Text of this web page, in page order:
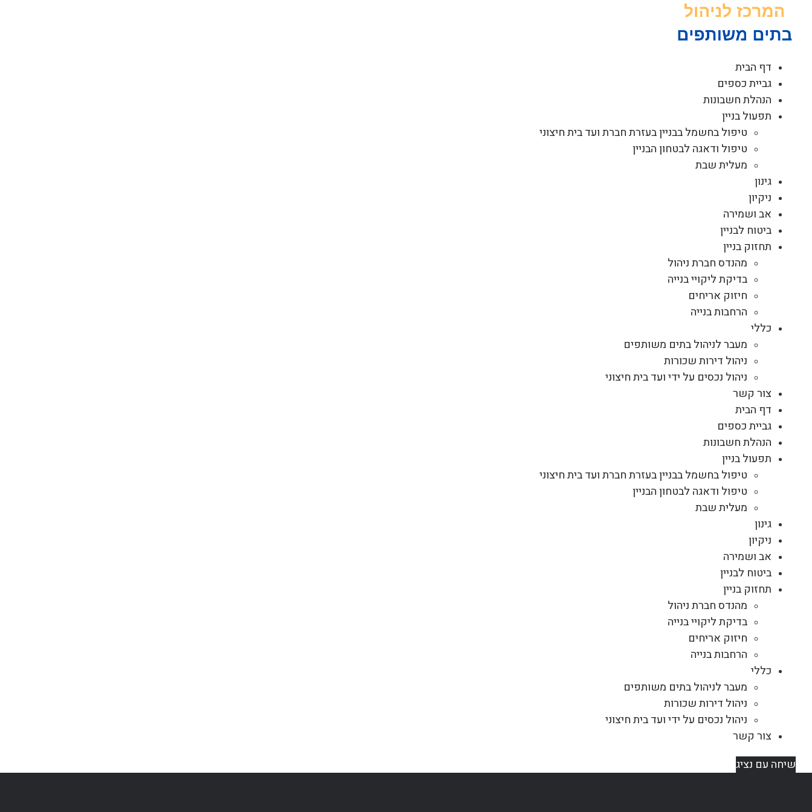
דף הבית
גביית כספים
הנהלת חשבונות
תפעול בניין
טיפול בחשמל בבניין בעזרת חברת ועד בית חיצוני
טיפול ודאגה לבטחון הבניין
מעלית שבת
גינון
ניקיון
אב ושמירה
ביטוח לבניין
תחזוק בניין
מהנדס חברת ניהול
בדיקת ליקויי בנייה
חיזוק אריחים
הרחבות בנייה
כללי
מעבר לניהול בתים משותפים
ניהול דירות שכורות
ניהול נכסים על ידי ועד בית חיצוני
צור קשר
דף הבית
גביית כספים
הנהלת חשבונות
תפעול בניין
טיפול בחשמל בבניין בעזרת חברת ועד בית חיצוני
טיפול ודאגה לבטחון הבניין
מעלית שבת
גינון
ניקיון
אב ושמירה
ביטוח לבניין
תחזוק בניין
מהנדס חברת ניהול
בדיקת ליקויי בנייה
חיזוק אריחים
הרחבות בנייה
כללי
מעבר לניהול בתים משותפים
ניהול דירות שכורות
ניהול נכסים על ידי ועד בית חיצוני
צור קשר
שיחה עם נציג